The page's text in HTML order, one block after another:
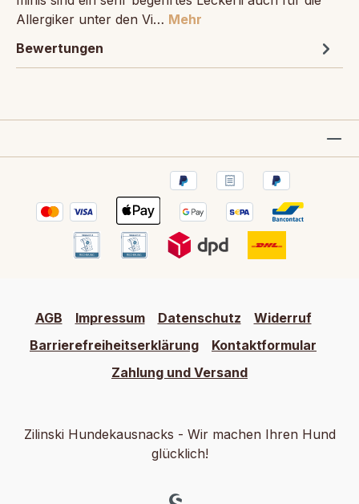
Allergiker unter den Vi… Mehr
Bewertungen
AGB Impressum Datenschutz
Widerruf
Barrierefreiheitserklärung
Kontaktformular
Zahlung und Versand
Zilinski Hundekausnacks - Wir machen Ihren Hund
glücklich!